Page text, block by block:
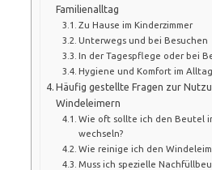
Familienalltag
Zu Hause im Kinderzimmer
Unterwegs und bei Besuchen
In der Tagespflege oder bei
Hygiene und Komfort im Alltag
Häufig gestellte Fragen zur
Windeleimern
Wie oft sollte ich den Beutel
wechseln?
Wie reinige ich den
Muss ich spezielle